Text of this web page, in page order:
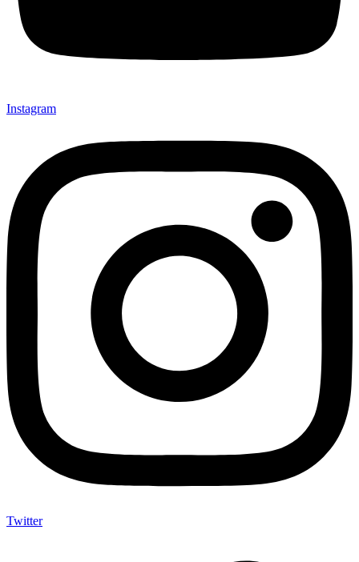
Instagram
Twitter